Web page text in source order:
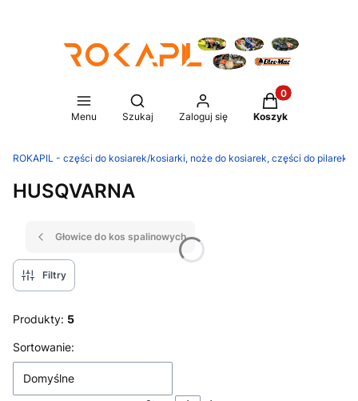
Menu
Otwórz wyszukiwarkę
Szukaj Zaloguj się
Produkty w
Koszyk
ROKAPIL - części do kosiarek/kosiarki, noże do kosiarek, części do pilarek/
HUSQVARNA
Głowice do kos spalinowych
Filtry
Produkty: 5
Lista produktów
Sortowanie:
Domyślne